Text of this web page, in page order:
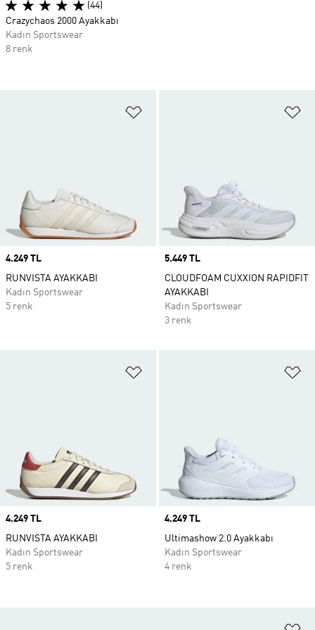
Price
4.249 TL
RUNVISTA AYAKKABI
Kadın Sportswear
5 renk
Price
5.449 TL
CLOUDFOAM CUXXION RAPIDFIT
AYAKKABI
Kadın Sportswear
3 renk
Price
4.249 TL
RUNVISTA AYAKKABI
Kadın Sportswear
5 renk
Price
4.249 TL
Ultimashow 2.0 Ayakkabı
Kadın Sportswear
4 renk
(44)
Crazychaos 2000 Ayakkabı
Kadın Sportswear
8 renk